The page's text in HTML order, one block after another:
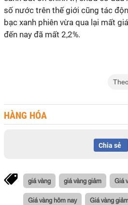
số nước trên thế giới cũng tác
bạc xanh phiên vừa qua lại mất
đến nay đã mất 2,2%.
HÀNG HÓA
Chia sẻ
giá vàng giá vàng giảm Giá
Giá vàng hôm nay Giá vàng